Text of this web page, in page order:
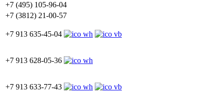
+7 (495) 105-96-04
+7 (3812) 21-00-57
+7 913 635-45-04
+7 913 628-05-36
+7 913 633-77-43